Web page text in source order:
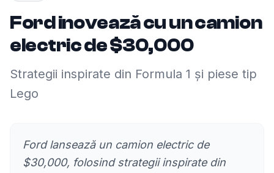
Ford inovează cu un camion
electric de $30,000
Strategii inspirate din Formula 1 și piese tip
Lego
Ford lansează un camion electric de
$30,000, folosind strategii inspirate din